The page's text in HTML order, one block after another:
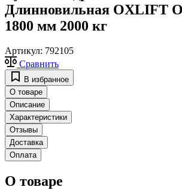
Длинновильная OXLIFT
1800 мм 2000 кг
Артикул: 792105
Сравнить
В избранное
О товаре
Описание
Характеристики
Отзывы
Доставка
Оплата
О товаре